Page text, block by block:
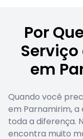
Por
em
Quando você
em Parnamirim,
toda a diferença.
encontra muito